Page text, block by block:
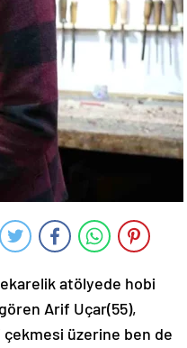
atölyede hobi
Arif Uçar(55),
çekmesi üzerine ben de